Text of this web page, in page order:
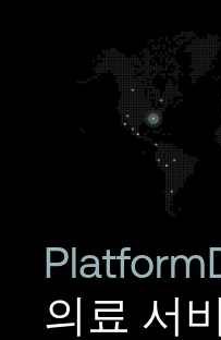
의료 서